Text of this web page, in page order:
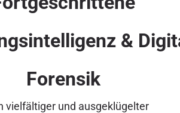
&
Forensik
vielfältiger und ausgeklügelter